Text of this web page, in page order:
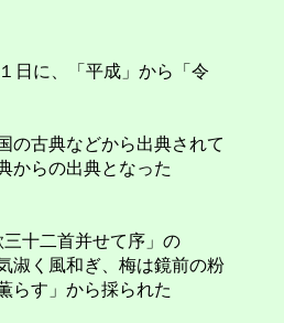
日に、「平成」から「令
の古典などから出典されて
からの出典となった
十二首并せて序」の
淑く風和ぎ、梅は鏡前の粉
らす」から採られた